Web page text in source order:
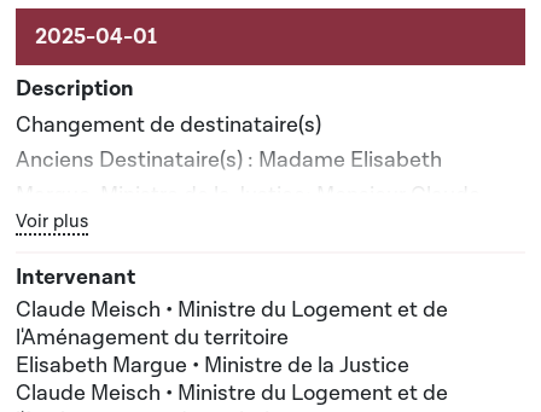
Changement de destinataire(s)
Anciens Destinataire(s) : Madame Elisabeth
Margue, Ministre de la Justice; Monsieur Claude
Meisch, Ministre du Logement et de l'Aménagement
du territoire
Nouveau(x) destinataire(s) : Monsieur Claude
Meisch, Ministre du Logement et de l'Aménagement
du territoire
Bouton graphique servant à afficher ou cacher tous les
Voir plus
Claude Meisch • Ministre du Logement et de
l'Aménagement du territoire
Elisabeth Margue • Ministre de la Justice
Claude Meisch • Ministre du Logement et de